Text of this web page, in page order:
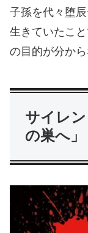
子孫を代々堕
生きていたこ
の目的が分から
サイレ
の巣へ」